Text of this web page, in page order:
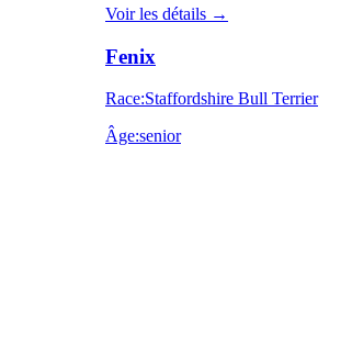
Voir les détails →
Fenix
Race:Staffordshire Bull Terrier
Âge:senior